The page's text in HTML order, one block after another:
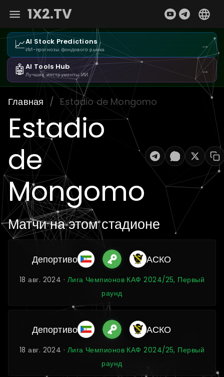
1X2.TV
📈AI Stock Predictions
ИИ-прогнозы фондового рынка →
🤖AI Tools Hub
Лучшие инструменты ИИ →
Главная / Estadio de Mongomo
Estadio
de
Mongomo
Матчи на этом стадионе
Депортиво АСКО
18 авг. 2024 · Лига Чемпионов КАФ 2024/25, Первый
раунд
Депортиво АСКО
18 авг. 2024 · Лига Чемпионов КАФ 2024/25, Первый
раунд